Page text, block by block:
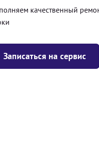
Записаться на сервис
качественный